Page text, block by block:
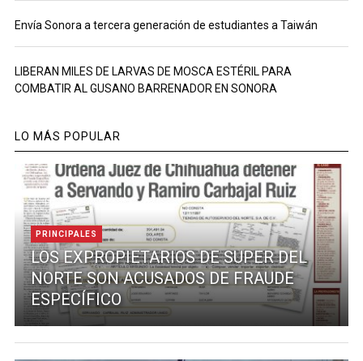
Envía Sonora a tercera generación de estudiantes a Taiwán
LIBERAN MILES DE LARVAS DE MOSCA ESTÉRIL PARA
COMBATIR AL GUSANO BARRENADOR EN SONORA
LO MÁS POPULAR
PRINCIPALES
LOS EXPROPIETARIOS DE SUPER DEL
NORTE SON ACUSADOS DE FRAUDE
ESPECÍFICO